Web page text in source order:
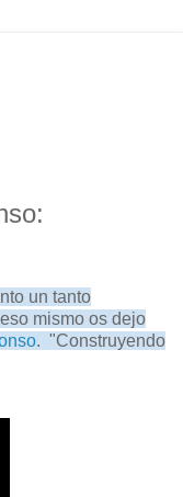
un tanto
mismo os dejo
. "Construyendo